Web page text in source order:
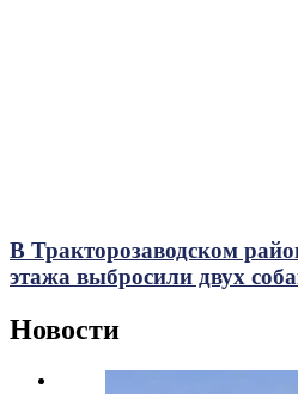
В Тракторозаводском
этажа выбросили двух
Новости